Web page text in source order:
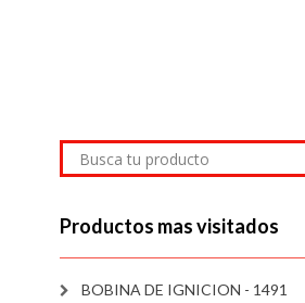
Productos mas visitados
BOBINA DE IGNICION - 1491